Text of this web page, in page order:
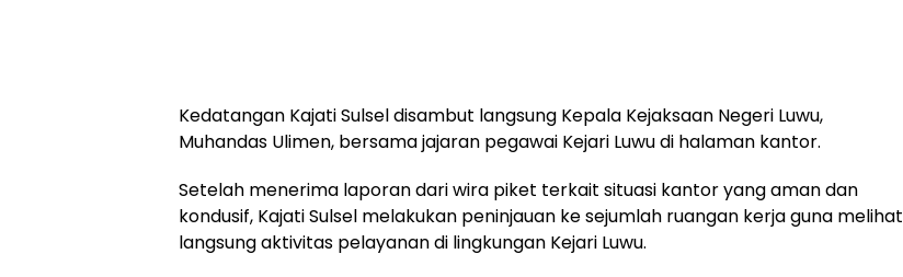
Kedatangan Kajati Sulsel disambut langsung Kepala Kejaksaan Negeri Luwu,
Muhandas Ulimen, bersama jajaran pegawai Kejari Luwu di halaman kantor.
Setelah menerima laporan dari wira piket terkait situasi kantor yang aman dan
kondusif, Kajati Sulsel melakukan peninjauan ke sejumlah ruangan kerja guna melihat
langsung aktivitas pelayanan di lingkungan Kejari Luwu.